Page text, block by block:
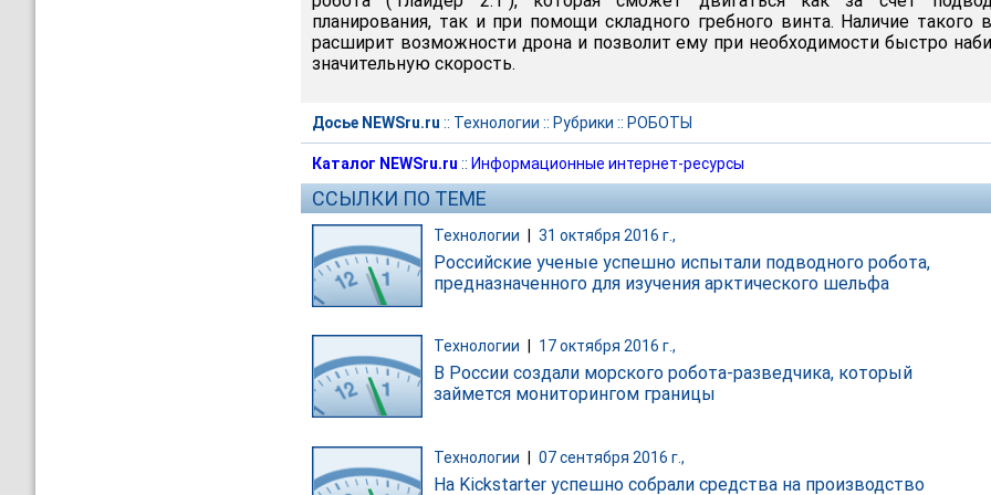
планирования, так и при помощи складного гребного винта. Наличие такого
расширит возможности дрона и позволит ему при необходимости быстро
значительную скорость.
Досье NEWSru.ru :: Технологии :: Рубрики :: РОБОТЫ
Каталог NEWSru.ru :: Информационные интернет-ресурсы
ССЫЛКИ ПО ТЕМЕ
Технологии 31 октября 2016 г.,
Российские ученые успешно испытали подводного робота,
предназначенного для изучения арктического шельфа
Технологии 17 октября 2016 г.,
В России создали морского робота-разведчика, который
займется мониторингом границы
Технологии | 07 сентября 2016 г.,
На Kickstarter успешно собрали средства на производство